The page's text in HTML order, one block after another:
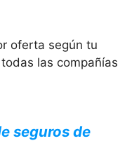
oferta según tu
las compañías
seguros de